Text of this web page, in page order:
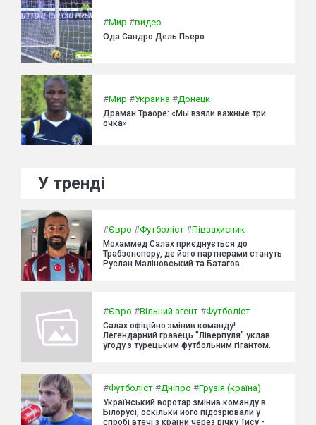
#Мир #видео
Ода Сандро Дель Пьеро
#Мир #Украина #Донецк
Драман Траоре: «Мы взяли важные три
очка»
У тренді
#Євро #Футболіст #Півзахисник
Мохаммед Салах приєднується до
Трабзонспору, де його партнерами стануть
Руслан Маліновський та Батагов.
#Євро #Вільний агент #Футболіст
Салах офіційно змінив команду!
Легендарний гравець "Ліверпуля" уклав
угоду з турецьким футбольним гігантом.
#Футболіст #Дніпро #Грузія (країна)
Український воротар змінив команду в
Білорусі, оскільки його підозрювали у
спробі втечі з країни через річку Тису -